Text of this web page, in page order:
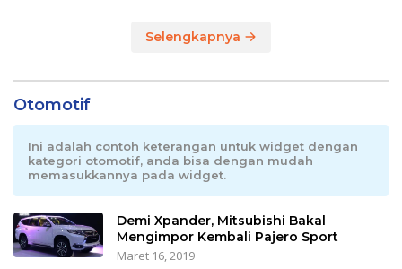
Selengkapnya
Otomotif
Ini adalah contoh keterangan untuk widget dengan
kategori otomotif, anda bisa dengan mudah
memasukkannya pada widget.
Demi Xpander, Mitsubishi Bakal
Mengimpor Kembali Pajero Sport
Maret 16, 2019